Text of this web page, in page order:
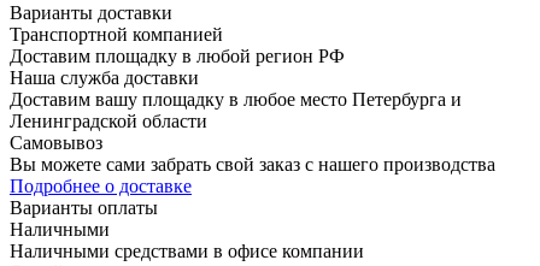
Варианты доставки
Транспортной компанией
Доставим площадку в любой регион РФ
Наша служба доставки
Доставим вашу площадку в любое место Петербурга и
Ленинградской области
Самовывоз
Вы можете сами забрать свой заказ с нашего производства
Подробнее о доставке
Варианты оплаты
Наличными
Наличными средствами в офисе компании